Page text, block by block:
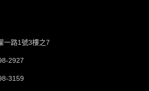
一路1號3樓之7
2927
3159